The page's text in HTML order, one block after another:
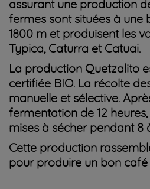
assurant une production
fermes sont situées à une
1800 m et produisent les
Typica, Caturra et Catuai.
La production Quetzalito
certifiée BIO. La récolte
manuelle et sélective.
fermentation de 12
mises à sécher pendant 8
Cette production
pour produire un bon café